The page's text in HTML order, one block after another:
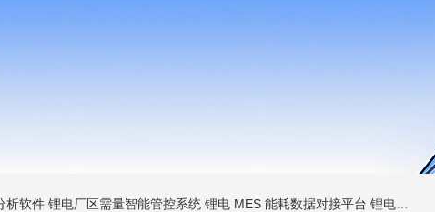
析软件 锂电厂区需量智能管控系统 锂电 MES 能耗数据对接平台 锂电空压制冷 AI 优化系统